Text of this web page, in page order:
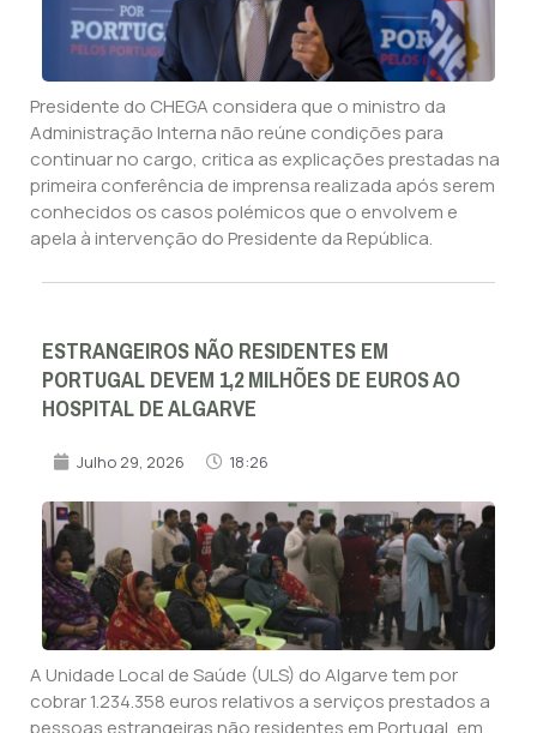
Presidente do CHEGA considera que o ministro da
Administração Interna não reúne condições para
continuar no cargo, critica as explicações prestadas na
primeira conferência de imprensa realizada após serem
conhecidos os casos polémicos que o envolvem e
apela à intervenção do Presidente da República.
ESTRANGEIROS NÃO RESIDENTES EM
PORTUGAL DEVEM 1,2 MILHÕES DE EUROS AO
HOSPITAL DE ALGARVE
Julho 29, 2026 18:26
A Unidade Local de Saúde (ULS) do Algarve tem por
cobrar 1.234.358 euros relativos a serviços prestados a
pessoas estrangeiras não residentes em Portugal, em